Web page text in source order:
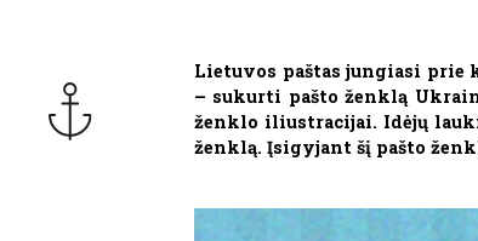
Lietuvos paštas jungiasi
– sukurti pašto ženklą
ženklo iliustracijai. Idėjų
ženklą. Įsigyjant šį pašto